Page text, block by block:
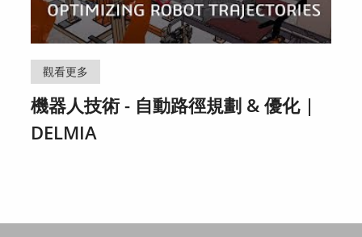
觀看更多
機器人技術 - 自動路徑規劃 & 優化 |
DELMIA